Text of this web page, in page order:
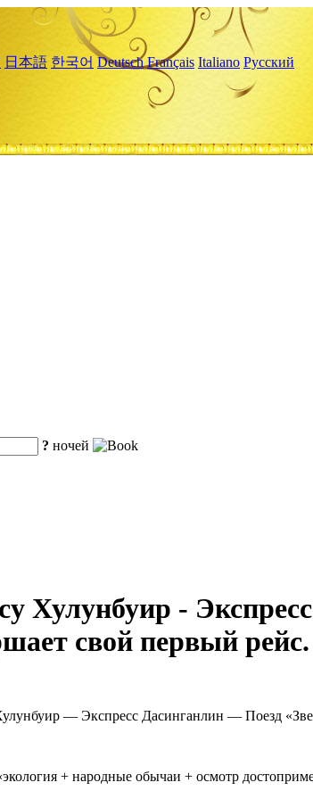
日本語 한국어 Deutsch Français Italiano Русский
? ночей
Хулунбуир -
свой первый рейс.
— Экспресс Дасинганлин — Поезд
+ народные обычаи + осмотр